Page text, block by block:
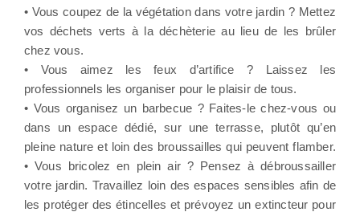
• Vous coupez de la végétation dans votre jardin ? Mettez
vos déchets verts à la déchèterie au lieu de les brûler
chez vous.
• Vous aimez les feux d’artifice ? Laissez les
professionnels les organiser pour le plaisir de tous.
• Vous organisez un barbecue ? Faites-le chez-vous ou
dans un espace dédié, sur une terrasse, plutôt qu’en
pleine nature et loin des broussailles qui peuvent flamber.
• Vous bricolez en plein air ? Pensez à débroussailler
votre jardin. Travaillez loin des espaces sensibles afin de
les protéger des étincelles et prévoyez un extincteur pour